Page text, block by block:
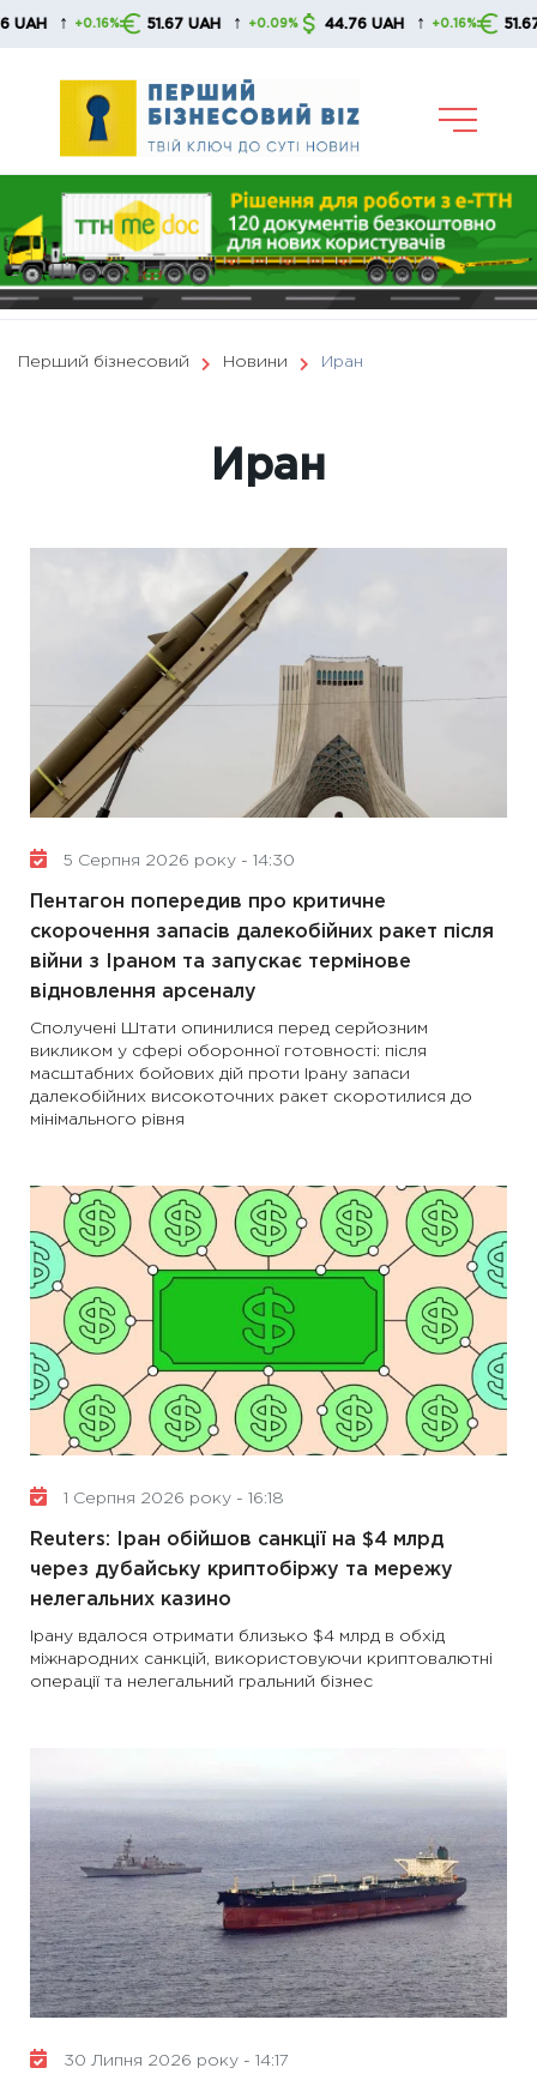
Skip
51.67 UAH ↑ +0.09% 44.76 UAH ↑ +0.16% 51.67 UAH ↑
Перший бізнесовий Новини Иран
Иран
5 Серпня 2026 року - 14:30
Пентагон попередив про критичне
скорочення запасів далекобійних ракет після
війни з Іраном та запускає термінове
відновлення арсеналу
Сполучені Штати опинилися перед серйозним
викликом у сфері оборонної готовності: після
масштабних бойових дій проти Ірану запаси
далекобійних високоточних ракет скоротилися до
мінімального рівня
1 Серпня 2026 року - 16:18
Reuters: Іран обійшов санкції на $4 млрд
через дубайську криптобіржу та мережу
нелегальних казино
Ірану вдалося отримати близько $4 млрд в обхід
міжнародних санкцій, використовуючи криптовалютні
операції та нелегальний гральний бізнес
30 Липня 2026 року - 14:17